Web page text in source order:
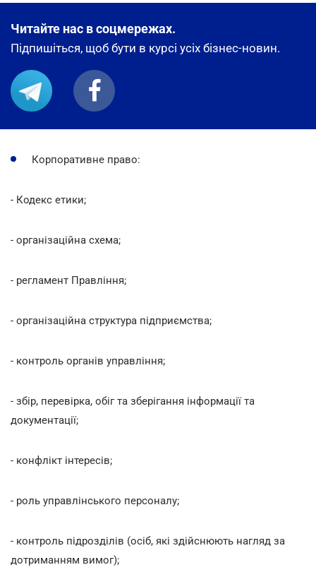
Читайте нас в соцмережах.
Підпишіться, щоб бути в курсі усіх бізнес-новин.
Корпоративне право:
- Кодекс етики;
- організаційна схема;
- регламент Правління;
- організаційна структура підприємства;
- контроль органів управління;
- збір, перевірка, обіг та зберігання інформації та
документації;
- конфлікт інтересів;
- роль управлінського персоналу;
- контроль підрозділів (осіб, які здійснюють нагляд за
дотриманням вимог);